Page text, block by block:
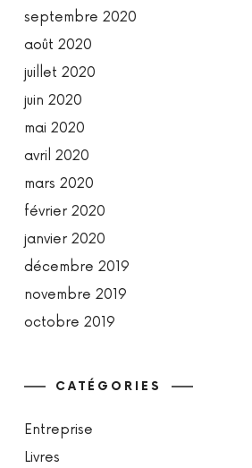
septembre 2020
août 2020
juillet 2020
juin 2020
mai 2020
avril 2020
mars 2020
février 2020
janvier 2020
décembre 2019
novembre 2019
octobre 2019
CATÉGORIES
Entreprise
Livres